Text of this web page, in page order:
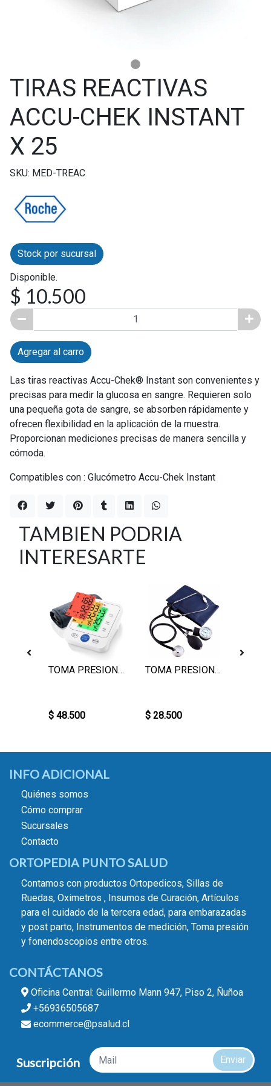
TIRAS REACTIVAS
ACCU-CHEK INSTANT
X 25
SKU: MED-TREAC
Stock por sucursal
Disponible.
$ 10.500
Agregar al carro
Las tiras reactivas Accu-Chek® Instant son convenientes y
precisas para medir la glucosa en sangre. Requieren solo
una pequeña gota de sangre, se absorben rápidamente y
ofrecen flexibilidad en la aplicación de la muestra.
Proporcionan mediciones precisas de manera sencilla y
cómoda.
Compatibles con : Glucómetro Accu-Chek Instant
TAMBIEN PODRIA
INTERESARTE
TOMA PRESION DIGITAL BRAZO
$ 48.500
TOMA PRESION + FONENDO
$ 28.500
INFO ADICIONAL
Quiénes somos
Cómo comprar
Sucursales
Contacto
ORTOPEDIA PUNTO SALUD
Contamos con productos Ortopedicos, Sillas de
Ruedas, Oximetros , Insumos de Curación, Artículos
para el cuidado de la tercera edad, para embarazadas
y post parto, Instrumentos de medición, Toma presión
y fonendoscopios entre otros.
CONTÁCTANOS
Oficina Central: Guillermo Mann 947, Piso 2, Ñuñoa
+56936505687
ecommerce@psalud.cl
Suscripción Enviar